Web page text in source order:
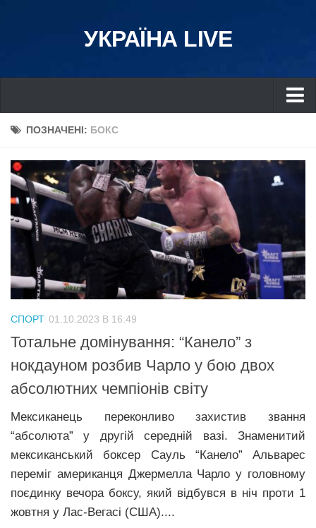
УКРАЇНА LIVE
Україна
Дніпро
Львів
Івано-Франківськ
Донбас
Одеса
Схід
Прикарпаття
Економіка
Політика
Світ
Цікаво
Технології
Історії
ПОЗНАЧЕНІ: БОКС
СПОРТ 01.10.2023 В 16:49
Тотальне домінування: “Канело” з
нокдауном розбив Чарло у бою двох
абсолютних чемпіонів світу
Мексиканець переконливо захистив звання
“абсолюта” у другій середній вазі. Знаменитий
мексиканський боксер Сауль “Канело” Альварес
переміг американця Джермелла Чарло у головному
поєдинку вечора боксу, який відбувся в ніч проти 1
жовтня у Лас-Вегасі (США)....